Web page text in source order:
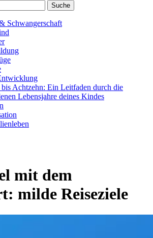
Schwangerschaft
Achtzehn: Ein Leitfaden durch die
Lebensjahre deines Kindes
mit dem
milde Reiseziele